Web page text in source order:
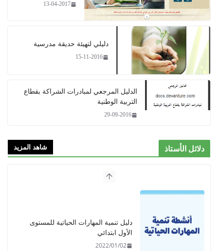
13-04-2017
دليلي لتهيئة حديقة مدرسية​
15-11-2016
الدليل المرجعي لمبادرات الشراكة بقطاع
التربية الوطنية
29-09-2016
دلائل الأستاذ شاهد المزيد
دليل تنمية المهارات الحياتية للمستوى
الأول ابتدائي
2022/01/02